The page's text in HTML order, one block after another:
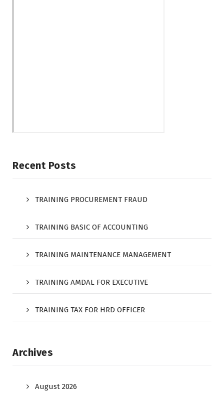
Recent Posts
TRAINING PROCUREMENT FRAUD
TRAINING BASIC OF ACCOUNTING
TRAINING MAINTENANCE MANAGEMENT
TRAINING AMDAL FOR EXECUTIVE
TRAINING TAX FOR HRD OFFICER
Archives
August 2026